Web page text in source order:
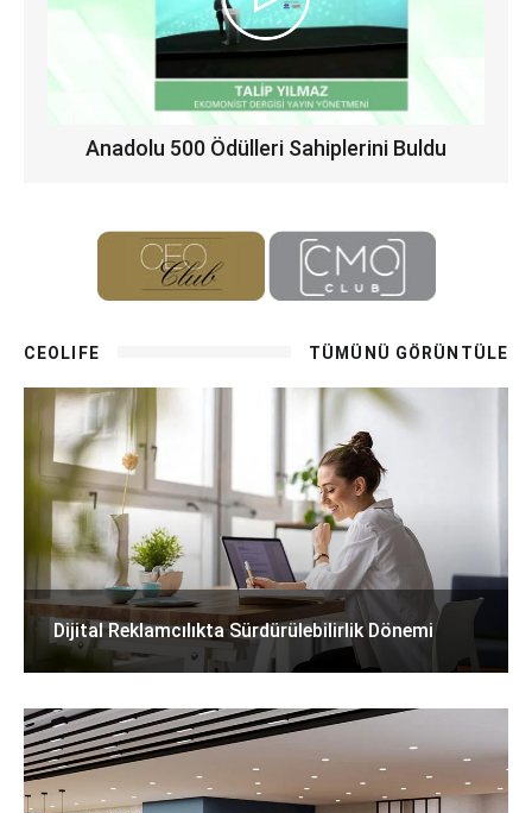
Anadolu 500 Ödülleri Sahiplerini Buldu
CEOLIFE TÜMÜNÜ GÖRÜNTÜLE
Dijital Reklamcılıkta Sürdürülebilirlik Dönemi